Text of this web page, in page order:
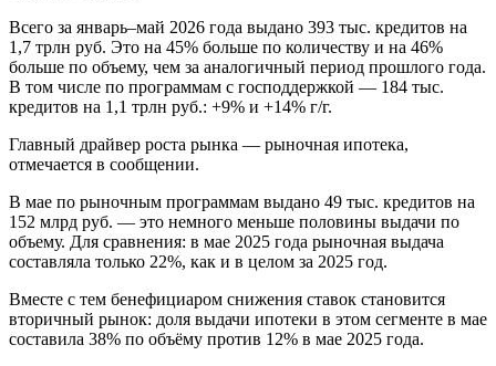
Всего за январь–май 2026 года выдано 393 тыс. кредитов на
1,7 трлн руб. Это на 45% больше по количеству и на 46%
больше по объему, чем за аналогичный период прошлого года.
В том числе по программам с господдержкой — 184 тыс.
кредитов на 1,1 трлн руб.: +9% и +14% г/г.
Главный драйвер роста рынка — рыночная ипотека,
отмечается в сообщении.
В мае по рыночным программам выдано 49 тыс. кредитов на
152 млрд руб. — это немного меньше половины выдачи по
объему. Для сравнения: в мае 2025 года рыночная выдача
составляла только 22%, как и в целом за 2025 год.
Вместе с тем бенефициаром снижения ставок становится
вторичный рынок: доля выдачи ипотеки в этом сегменте в мае
составила 38% по объёму против 12% в мае 2025 года.